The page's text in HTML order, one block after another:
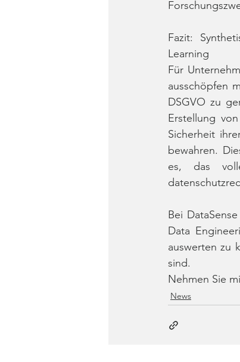
Fazit:
Learning
Für
ausschöpfen
DSGVO zu
Erstellung
Sicherheit
bewahren.
es, das
Bei
Data
auswerten zu
sind.
Nehmen Sie
News